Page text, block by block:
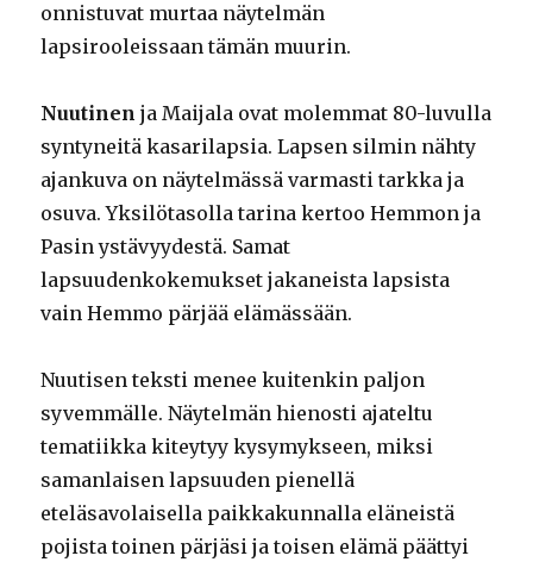
onnistuvat murtaa näytelmän
lapsirooleissaan tämän muurin.
Nuutinen ja Maijala ovat molemmat 80-luvulla
syntyneitä kasarilapsia. Lapsen silmin nähty
ajankuva on näytelmässä varmasti tarkka ja
osuva. Yksilötasolla tarina kertoo Hemmon ja
Pasin ystävyydestä. Samat
lapsuudenkokemukset jakaneista lapsista
vain Hemmo pärjää elämässään.
Nuutisen teksti menee kuitenkin paljon
syvemmälle. Näytelmän hienosti ajateltu
tematiikka kiteytyy kysymykseen, miksi
samanlaisen lapsuuden pienellä
eteläsavolaisella paikkakunnalla eläneistä
pojista toinen pärjäsi ja toisen elämä päättyi